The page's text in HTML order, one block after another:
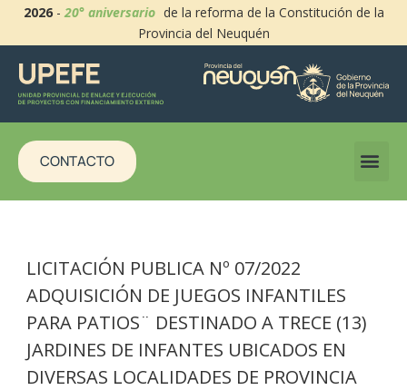
2026-20° aniversario de la reforma de la Constitución de la
Provincia del Neuquén
CONTACTO
LICITACIÓN PUBLICA Nº 07/2022
ADQUISICIÓN DE JUEGOS INFANTILES
PARA PATIOS¨ DESTINADO A TRECE (13)
JARDINES DE INFANTES UBICADOS EN
DIVERSAS LOCALIDADES DE PROVINCIA